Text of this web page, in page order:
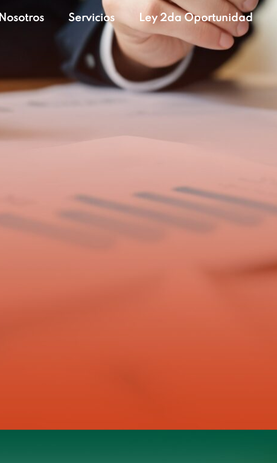
Nosotros Servicios Ley 2da Oportunidad